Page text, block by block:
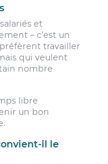
et
– c’est un
travailler
qui veulent
nombre
libre
un bon
il le